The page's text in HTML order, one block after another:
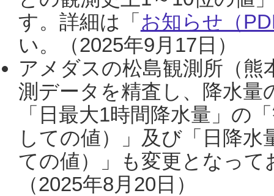
す。詳細は「 お知らせ（
い。（2025年9月17日）
アメダスの松島観測所（熊
測データを精査し、降水
「日最大1時間降水量」の
しての値）」及び「日降
ての値）」も変更となっ
（2025年8月20日）